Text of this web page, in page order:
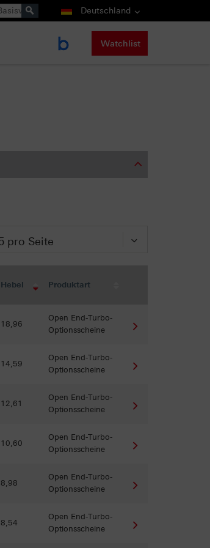
Deutschland
Watchlist
Hebel Produktart
18,96
Open End-Turbo-
Optionsscheine
14,59
Open End-Turbo-
Optionsscheine
12,61
Open End-Turbo-
Optionsscheine
10,60
Open End-Turbo-
Optionsscheine
8,98
Open End-Turbo-
Optionsscheine
8,54
Open End-Turbo-
Optionsscheine